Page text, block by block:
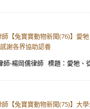
【兔寶寶動物新聞(76)】愛
謝各界協助認養
-楊岡儒律師 標題：愛牠、
【兔寶寶動物新聞(75)】大